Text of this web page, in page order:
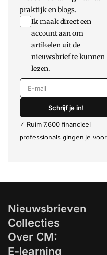
praktijk en blogs.
Ik maak direct een
account aan om
artikelen uit de
nieuwsbrief te kunnen
lezen.
E-mail
Schrijf je in!
✓ Ruim 7.600 financieel
professionals gingen je voor
Nieuwsbrieven
Collecties
Over CM:
E-learning